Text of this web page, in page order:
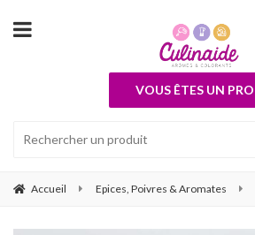
VOUS ÊTES UN PRO
Accueil Epices, Poivres & Aromates